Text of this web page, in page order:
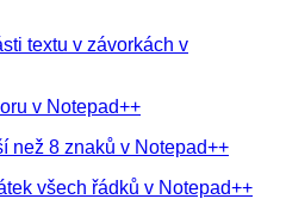
textu v závorkách v
v Notepad++
než 8 znaků v Notepad++
všech řádků v Notepad++